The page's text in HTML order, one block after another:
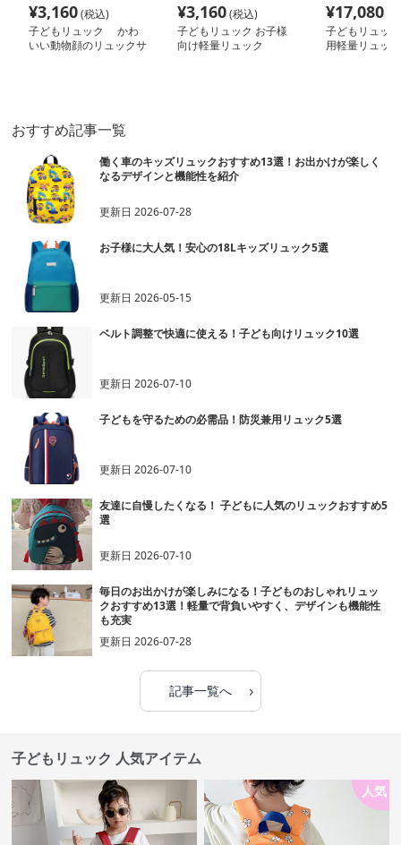
¥3,160(税込)
子どもリュック かわ
いい動物顔のリュックサ
¥3,160(税込)
子どもリュック お子様
向け軽量リュック
¥17,080
子どもリュッ
用軽量リュック
おすすめ記事一覧
働く車のキッズリュックおすすめ13選！お出かけが楽しく
なるデザインと機能性を紹介
更新日2026-07-28
お子様に大人気！安心の18Lキッズリュック5選
更新日2026-05-15
ベルト調整で快適に使える！子ども向けリュック10選
更新日2026-07-10
子どもを守るための必需品！防災兼用リュック5選
更新日2026-07-10
友達に自慢したくなる！ 子どもに人気のリュックおすすめ5
選
更新日2026-07-10
毎日のお出かけが楽しみになる！子どものおしゃれリュッ
クおすすめ13選！軽量で背負いやすく、デザインも機能性
も充実
更新日2026-07-28
記事一覧へ ›
子どもリュック 人気アイテム
人気